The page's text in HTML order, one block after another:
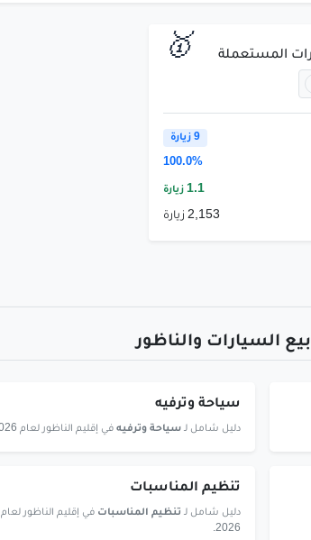
🥇 المستعملة
9 زيارة
100.0%
1.1 زيارة
2,153 زيارة
السيارات والناظور
سياحة وترفيه
دليل شامل لـسياحة وترفيه في إقليم الناظور لعام 2026.
تنظيم المناسبات
دليل شامل لـ تنظيم المناسبات في إقليم الناظور لعام
2026.